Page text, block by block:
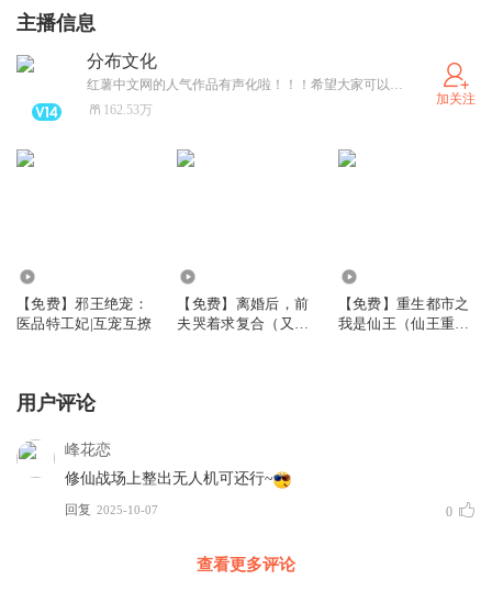
主播信息
分布文化
红薯中文网的人气作品有声化啦！！！希望大家可以喜欢、多多支持~
162.53万
加关注
【免费】邪王绝宠：
医品特工妃|互宠互撩
【免费】离婚后，前
夫哭着求复合（又
【免费】重生都市之
我是仙王（仙王重
用户评论
峰花恋
修仙战场上整出无人机可还行~
回复 2025-10-07 0
查看更多评论